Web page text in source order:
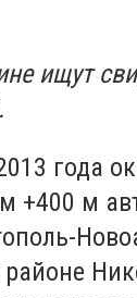
ищут
года
+400 м